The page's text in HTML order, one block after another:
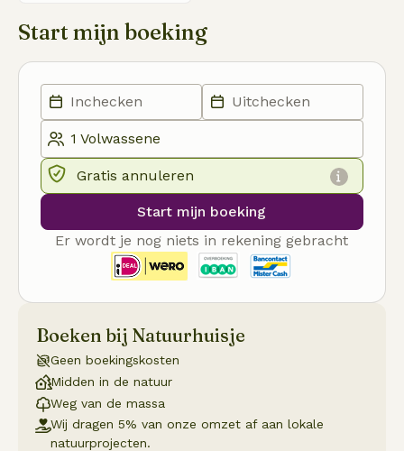
Start mijn boeking
Gratis annuleren
Start mijn boeking
Er wordt je nog niets in rekening gebracht
Boeken bij Natuurhuisje
Geen boekingskosten
Midden in de natuur
Weg van de massa
Wij dragen 5% van onze omzet af aan lokale
natuurprojecten.